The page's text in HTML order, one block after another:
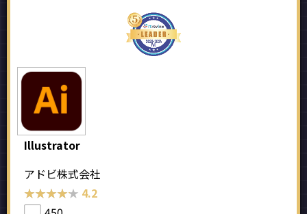
Illustrator
アドビ株式会社
★★★★★
★★★★★ 4.2